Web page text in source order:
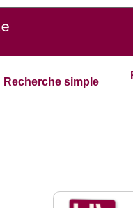
Recherche simple